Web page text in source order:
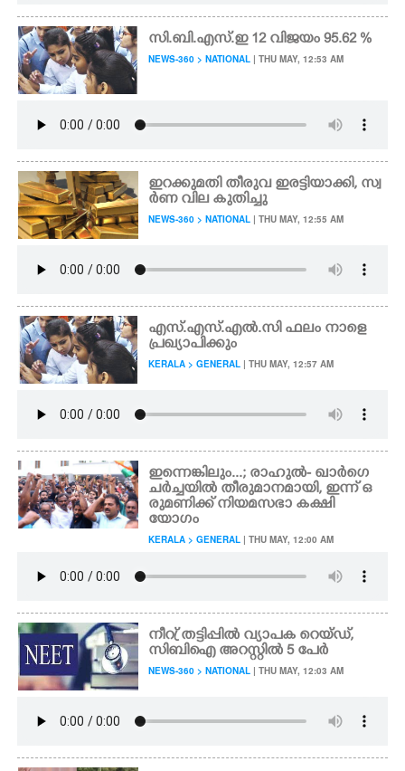
ASTRO
CARTOONS
ZOOM
സി.ബി.എസ്.ഇ 12 വിജയം 95.62 %
NEWS-360 > NATIONAL | THU MAY, 12:53 AM
ഇറക്കുമതി തീരുവ ഇരട്ടിയാക്കി, സ്വ
ർണ വില കുതിച്ചു
NEWS-360 > NATIONAL | THU MAY, 12:55 AM
എസ്.എസ്.എൽ.സി ഫലം നാളെ
പ്രഖ്യാപിക്കും
KERALA > GENERAL | THU MAY, 12:57 AM
ഇന്നെങ്കിലും...; രാഹുൽ- ഖാർഗെ
ചർച്ചയിൽ തീരുമാനമായി,​ ഇന്ന് ഒ
രുമണിക്ക് നിയമസഭാ കക്ഷി
യോഗം
KERALA > GENERAL | THU MAY, 12:00 AM
നീറ്ര് തട്ടിപ്പിൽ വ്യാപക റെയ്ഡ്,
സിബിഐ അറസ്റ്റിൽ 5 പേർ
NEWS-360 > NATIONAL | THU MAY, 12:03 AM